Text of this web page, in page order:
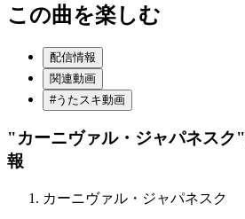
この曲を楽しむ
配信情報
関連動画
#うたスキ動画
"カーニヴァル・ジャパネスク"
報
カーニヴァル・ジャパネスク